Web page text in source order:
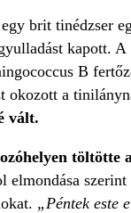
brit tinédzser
kapott. A
B
okozott a
vált.
töltötte
elmondása
„Péntek este